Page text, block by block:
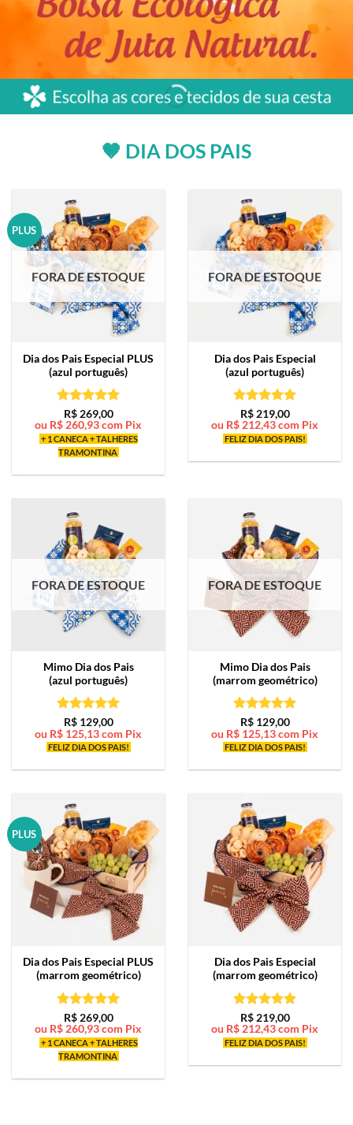
🤎 DIA DOS PAIS
PLUS
FORA DE ESTOQUE
Dia dos Pais Especial PLUS
(azul português)
Avaliação5
de 5
R$269,00
ou R$260,93com Pix
+ 1 CANECA + TALHERES
TRAMONTINA
FORA DE ESTOQUE
Dia dos Pais Especial
(azul português)
Avaliação5
de 5
R$219,00
ou R$212,43com Pix
FELIZ DIA DOS PAIS!
FORA DE ESTOQUE
Mimo Dia dos Pais
(azul português)
Avaliação5
de 5
R$129,00
ou R$ 125,13com Pix
FELIZ DIA DOS PAIS!
FORA DE ESTOQUE
Mimo Dia dos Pais
(marrom geométrico)
Avaliação5
de 5
R$129,00
ou R$ 125,13com Pix
FELIZ DIA DOS PAIS!
PLUS
Dia dos Pais Especial PLUS
(marrom geométrico)
Avaliação5
de 5
R$269,00
ou R$ 260,93com Pix
+ 1 CANECA + TALHERES
TRAMONTINA
Dia dos Pais Especial
(marrom geométrico)
Avaliação5
de 5
R$219,00
ou R$ 212,43com Pix
FELIZ DIA DOS PAIS!